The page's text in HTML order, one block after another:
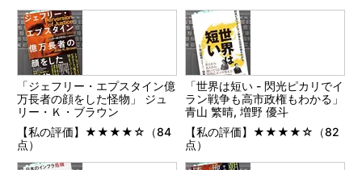
「ジェフリー・エプスタイン億
万長者の顔をした怪物」 ジュ
リー・Ｋ・ブラウン
【私の評価】★★★★☆（84
点）
「世界は短い - 閃光ピカリでイ
ラン戦争も高市政権もわかる」
青山 繁晴, 増野 優斗
【私の評価】★★★★☆（82
点）